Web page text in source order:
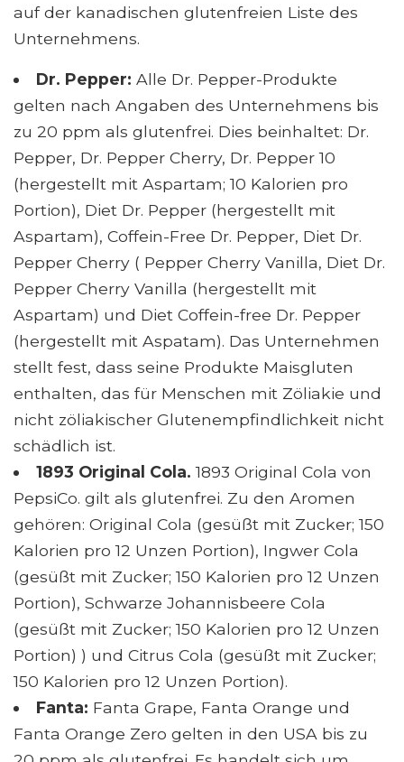
auf der kanadischen glutenfreien Liste des
Unternehmens.
Dr. Pepper: Alle Dr. Pepper-Produkte
gelten nach Angaben des Unternehmens bis
zu 20 ppm als glutenfrei. Dies beinhaltet: Dr.
Pepper, Dr. Pepper Cherry, Dr. Pepper 10
(hergestellt mit Aspartam; 10 Kalorien pro
Portion), Diet Dr. Pepper (hergestellt mit
Aspartam), Coffein-Free Dr. Pepper, Diet Dr.
Pepper Cherry ( Pepper Cherry Vanilla, Diet Dr.
Pepper Cherry Vanilla (hergestellt mit
Aspartam) und Diet Coffein-free Dr. Pepper
(hergestellt mit Aspatam). Das Unternehmen
stellt fest, dass seine Produkte Maisgluten
enthalten, das für Menschen mit Zöliakie und
nicht zöliakischer Glutenempfindlichkeit nicht
schädlich ist.
1893 Original Cola.1893 Original Cola von
PepsiCo. gilt als glutenfrei. Zu den Aromen
gehören: Original Cola (gesüßt mit Zucker; 150
Kalorien pro 12 Unzen Portion), Ingwer Cola
(gesüßt mit Zucker; 150 Kalorien pro 12 Unzen
Portion), Schwarze Johannisbeere Cola
(gesüßt mit Zucker; 150 Kalorien pro 12 Unzen
Portion) ) und Citrus Cola (gesüßt mit Zucker;
150 Kalorien pro 12 Unzen Portion).
Fanta: Fanta Grape, Fanta Orange und
Fanta Orange Zero gelten in den USA bis zu